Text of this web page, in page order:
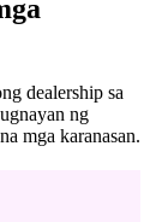
dealership sa
ng
mga karanasan.